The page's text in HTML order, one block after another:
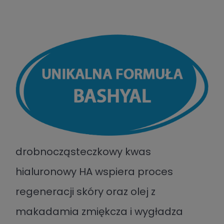
drobnocząsteczkowy kwas
hialuronowy HA wspiera proces
regeneracji skóry oraz olej z
makadamia zmiękcza i wygładza